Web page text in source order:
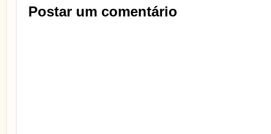
Postar um comentário